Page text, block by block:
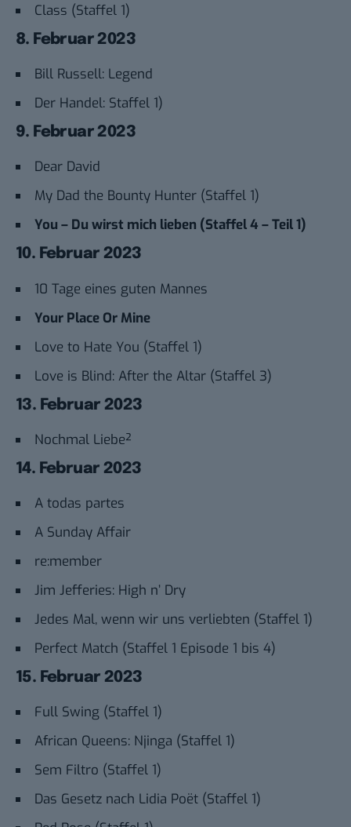
Class (Staffel 1)
8. Februar 2023
Bill Russell: Legend
Der Handel: Staffel 1)
9. Februar 2023
Dear David
My Dad the Bounty Hunter (Staffel 1)
You – Du wirst mich lieben (Staffel 4 – Teil 1)
10. Februar 2023
10 Tage eines guten Mannes
Your Place Or Mine
Love to Hate You (Staffel 1)
Love is Blind: After the Altar (Staffel 3)
13. Februar 2023
Nochmal Liebe²
14. Februar 2023
A todas partes
A Sunday Affair
re:member
Jim Jefferies: High n’ Dry
Jedes Mal, wenn wir uns verliebten (Staffel 1)
Perfect Match (Staffel 1 Episode 1 bis 4)
15. Februar 2023
Full Swing (Staffel 1)
African Queens: Njinga (Staffel 1)
Sem Filtro (Staffel 1)
Das Gesetz nach Lidia Poët (Staffel 1)